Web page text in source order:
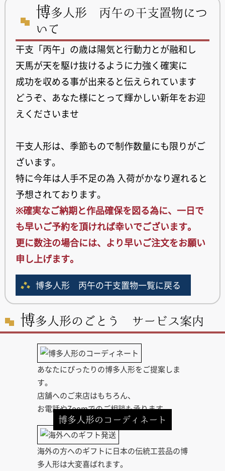
博多人形 丙午の干支置物につ
いて
干支「丙午」の歳は陽気と行動力とが融和し
天馬が天を駆け抜けるように力強く確実に
成功を収める事が出来ると伝えられています
どうぞ、あなた様にとって輝かしい新年をお迎
えくださいませ
干支人形は、季節もので制作数量にも限りがご
ざいます。
特に今年は人手不足の為 入荷がかなり遅れると
予想されております。
※確実なご納期と作品確保を図る為に、一日で
も早いご予約を頂ければ幸いでございます。
更に数注の場合には、より早いご注文をお願い
申し上げます。
博多人形 丙午の干支置物一覧に戻る
博多人形のごとう サービス案内
博多人形のコーディネート
あなたにぴったりの博多人形をご提案しま
す。
店舗へのご来店はもちろん、
お電話やZoomでのご相談も承ります。
海外の方へのギフトに日本の伝統工芸品の博
多人形は大変喜ばれます。